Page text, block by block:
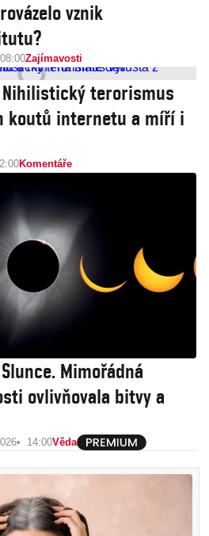
vznik
08:00Zajímavosti
Nihilistický terorismus
koutů internetu a míří i
Komentáře
Mimořádná
ovlivňovala bitvy a
14:00Věda